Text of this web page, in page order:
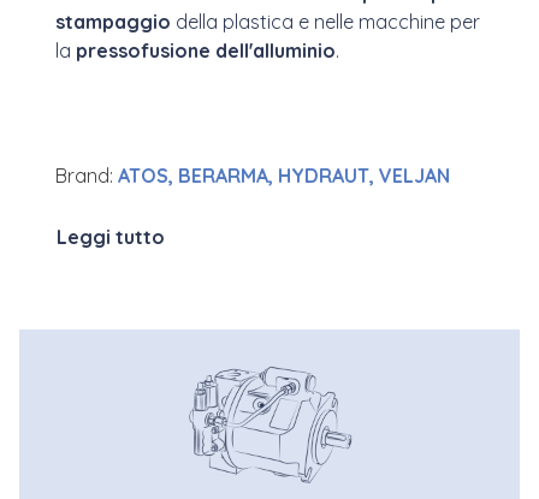
stampaggio della plastica e nelle macchine per
la pressofusione dell'alluminio.
Brand: ATOS, BERARMA, HYDRAUT, VELJAN
Leggi tutto